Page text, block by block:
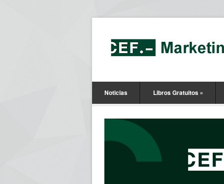
Noticias Libros Gratuitos »